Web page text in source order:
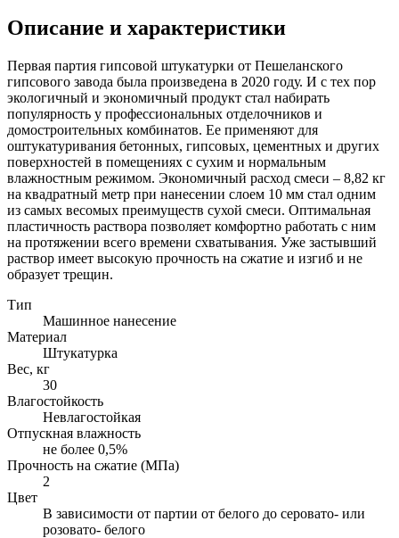
Описание и характеристики
Первая партия гипсовой штукатурки от Пешеланского
гипсового завода была произведена в 2020 году. И с тех пор
экологичный и экономичный продукт стал набирать
популярность у профессиональных отделочников и
домостроительных комбинатов. Ее применяют для
оштукатуривания бетонных, гипсовых, цементных и других
поверхностей в помещениях с сухим и нормальным
влажностным режимом. Экономичный расход смеси – 8,82 кг
на квадратный метр при нанесении слоем 10 мм стал одним
из самых весомых преимуществ сухой смеси. Оптимальная
пластичность раствора позволяет комфортно работать с ним
на протяжении всего времени схватывания. Уже застывший
раствор имеет высокую прочность на сжатие и изгиб и не
образует трещин.
Тип
Машинное нанесение
Материал
Штукатурка
Вес, кг
30
Влагостойкость
Невлагостойкая
Отпускная влажность
не более 0,5%
Прочность на сжатие (МПа)
2
Цвет
В зависимости от партии от белого до серовато- или
розовато- белого